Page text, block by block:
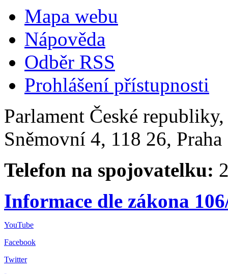
Mapa webu
Nápověda
Odběr RSS
Prohlášení přístupnosti
Parlament České
Sněmovní 4, 118 26,
Telefon na spojovatelku:
Informace dle zákona
YouTube
Facebook
Twitter